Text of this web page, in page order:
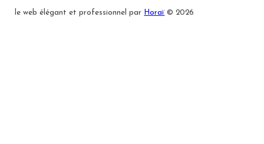
le web élégant et professionnel par Horaï © 2026